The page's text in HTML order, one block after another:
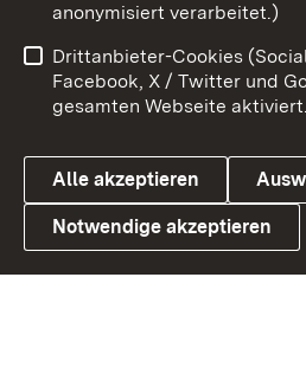
Link zum Landesportal
Benutzungshinweise
Datenschutz
anonymisiert verarbeitet.)
Drittanbieter-Cookies
Facebook, X / Twitter und
gesamten Webseite
Alle akzeptieren
Notwendige akzeptieren